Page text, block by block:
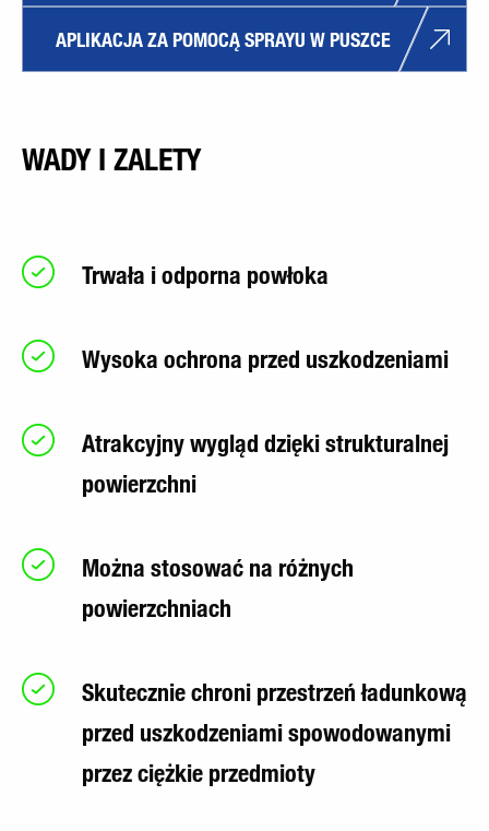
APLIKACJA ZA POMOCĄ SPRAYU W PUSZCE
WADY I ZALETY
Trwała i odporna powłoka
Wysoka ochrona przed uszkodzeniami
Atrakcyjny wygląd dzięki strukturalnej
powierzchni
Można stosować na różnych
powierzchniach
Skutecznie chroni przestrzeń ładunkową
przed uszkodzeniami spowodowanymi
przez ciężkie przedmioty